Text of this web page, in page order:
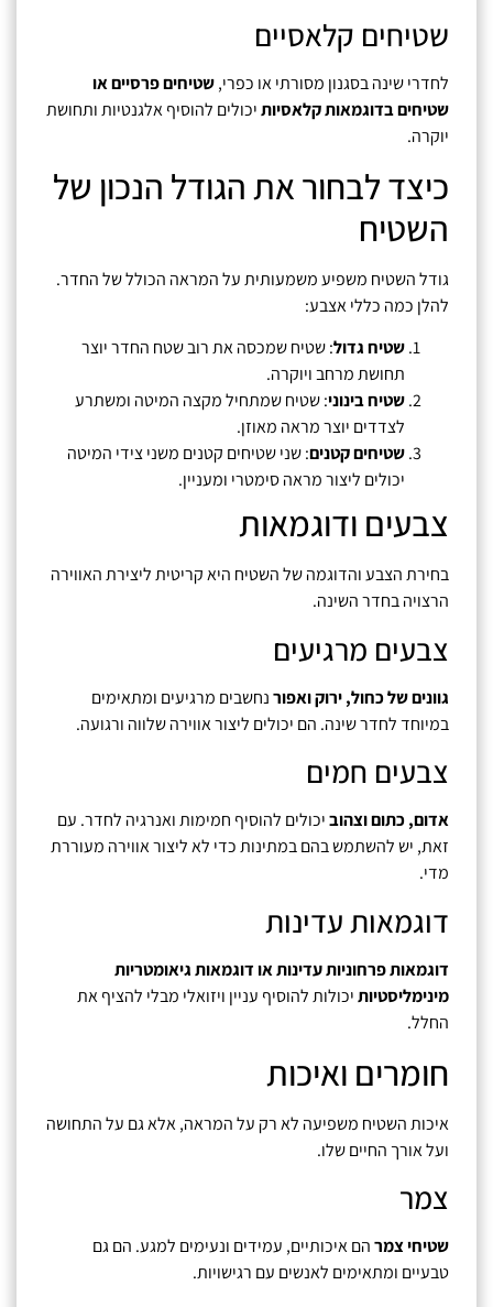
שטיחים קלאסיים
לחדרי שינה בסגנון מסורתי או כפרי,שטיחים פרסיים או
שטיחים בדוגמאות קלאסיותיכולים להוסיף אלגנטיות ותחושת
יוקרה.
כיצד לבחור את הגודל הנכון של
השטיח
גודל השטיח משפיע משמעותית על המראה הכולל של החדר.
להלן כמה כללי אצבע:
שטיח גדול: שטיח שמכסה את רוב שטח החדר יוצר
תחושת מרחב ויוקרה.
שטיח בינוני: שטיח שמתחיל מקצה המיטה ומשתרע
לצדדים יוצר מראה מאוזן.
שטיחים קטנים: שני שטיחים קטנים משני צידי המיטה
יכולים ליצור מראה סימטרי ומעניין.
צבעים ודוגמאות
בחירת הצבע והדוגמה של השטיח היא קריטית ליצירת האווירה
הרצויה בחדר השינה.
צבעים מרגיעים
גוונים של כחול, ירוק ואפורנחשבים מרגיעים ומתאימים
במיוחד לחדר שינה. הם יכולים ליצור אווירה שלווה ורגועה.
צבעים חמים
אדום, כתום וצהוביכולים להוסיף חמימות ואנרגיה לחדר. עם
זאת, יש להשתמש בהם במתינות כדי לא ליצור אווירה מעוררת
מדי.
דוגמאות עדינות
דוגמאות פרחוניות עדינות או דוגמאות גיאומטריות
מינימליסטיותיכולות להוסיף עניין ויזואלי מבלי להציף את
החלל.
חומרים ואיכות
איכות השטיח משפיעה לא רק על המראה, אלא גם על התחושה
ועל אורך החיים שלו.
צמר
שטיחי צמרהם איכותיים, עמידים ונעימים למגע. הם גם
טבעיים ומתאימים לאנשים עם רגישויות.